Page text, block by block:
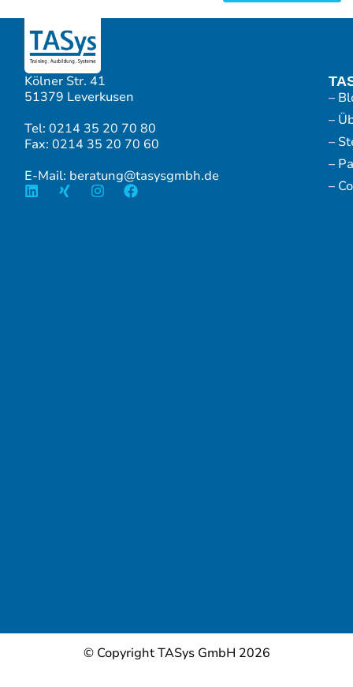
Kölner Str. 41
51379 Leverkusen
Tel: 0214 35 20 70 80
Fax: 0214 35 20 70 60
E-Mail: beratung@tasysgmbh.de
–
–
–
–
–
© Copyright TASys GmbH 2026